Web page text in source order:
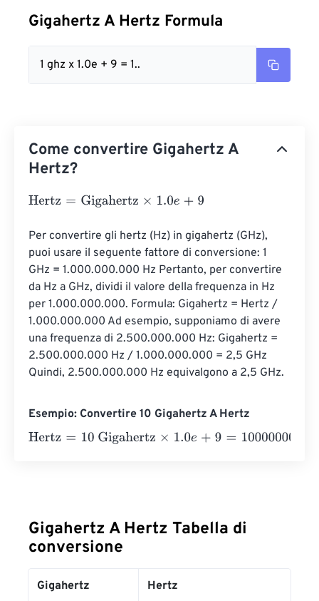
Gigahertz A Hertz Formula
1 ghz x 1.0e + 9 = 1..
Come convertire Gigahertz A
Hertz?
Hertz= Gigahertz×1.0e +9
Per convertire gli hertz (Hz) in gigahertz (GHz),
puoi usare il seguente fattore di conversione: 1
GHz = 1.000.000.000 Hz Pertanto, per convertire
da Hz a GHz, dividi il valore della frequenza in Hz
per 1.000.000.000. Formula: Gigahertz = Hertz /
1.000.000.000 Ad esempio, supponiamo di avere
una frequenza di 2.500.000.000 Hz: Gigahertz =
2.500.000.000 Hz / 1.000.000.000 = 2,5 GHz
Quindi, 2.500.000.000 Hz equivalgono a 2,5 GHz.
Esempio: Convertire 10 Gigahertz A Hertz
Hertz= 10 Gigahertz×1.0e +9 =10000000000 Hertz
Gigahertz A Hertz Tabella di
conversione
Gigahertz Hertz